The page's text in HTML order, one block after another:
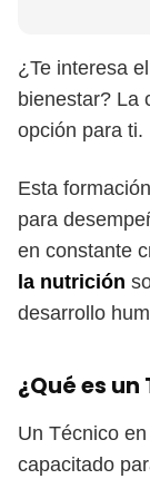
¿Te interesa
bienestar? La
opción para ti.
Esta
para
en constante
la nutrición
desarrollo
¿Qué es un
Un Técnico
capacitado